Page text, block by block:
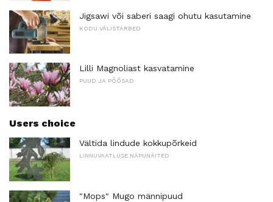
Jigsawi või saberi saagi ohutu kasutamine
KODU VÄLISTARBED
Lilli Magnoliast kasvatamine
PUUD JA PÕÕSAD
Users choice
Vältida lindude kokkupõrkeid
LINNUVAATLUSE NÄPUNÄITED
"Mops" Mugo männipuud